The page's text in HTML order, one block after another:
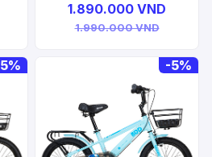
1.890.000 VND
1.990.000 VND
5% -5%